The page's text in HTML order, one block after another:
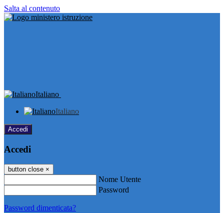
Salta al contenuto
Italiano
Italiano
Accedi
Accedi
button close ×
Nome Utente
Password
Password dimenticata?